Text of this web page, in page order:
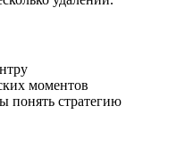
моментов
понять стратегию